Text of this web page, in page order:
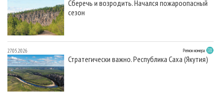
Сберечь и возродить. Начался пожароопасный
сезон
27.05.2026 Регион номера
Стратегически важно. Республика Саха (Якутия)